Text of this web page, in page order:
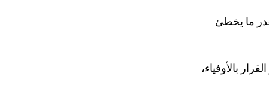
ما يخطئ
بالأوفياء،